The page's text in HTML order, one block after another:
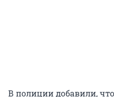
В полиции добавили,